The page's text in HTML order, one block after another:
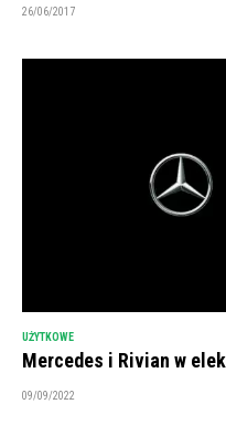
26/06/2017
UŻYTKOWE
Mercedes i Rivian w
09/09/2022